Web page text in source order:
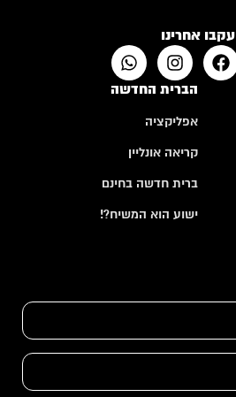
עקבו אחרינו
הברית החדשה
אפליקציה
קריאה אונליין
ברית חדשה בחינם
ישוע הוא המשיח?!